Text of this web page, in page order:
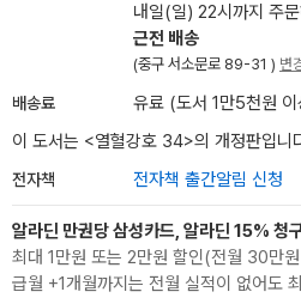
내일(일) 22시까지 주
근전 배송
(중구 서소문로 89-31 ) 변
배송료
유료 (도서 1만5천원 이
이 도서는 <열혈강호 34>의 개정판입니
전자책 전자책 출간알림 신청
알라딘 만권당 삼성카드, 알라딘 15% 청
최대 1만원 또는 2만원 할인(전월 30만
급월 +1개월까지는 전월 실적이 없어도